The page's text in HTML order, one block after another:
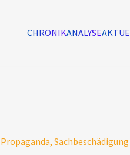
CHRONIKANALYSE
Propaganda, Sachbeschädigung
Ereignisse